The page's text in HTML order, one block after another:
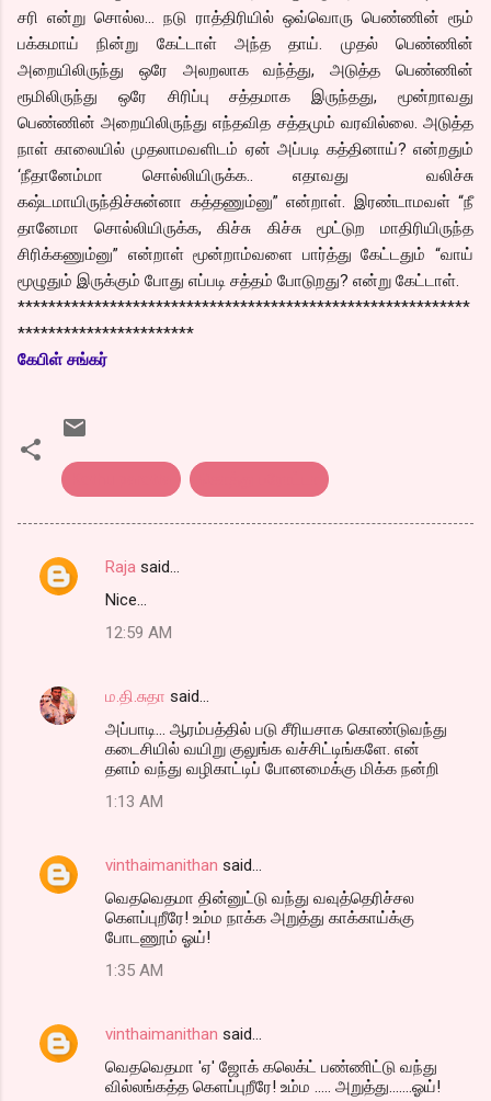
சரி என்று சொல்ல… நடு ராத்திரியில் ஒவ்வொரு பெண்ணின் ரூம்
பக்கமாய் நின்று கேட்டாள் அந்த தாய். முதல் பெண்ணின்
அறையிலிருந்து ஒரே அலறலாக வந்த்து, அடுத்த பெண்ணின்
ரூமிலிருந்து ஒரே சிரிப்பு சத்தமாக இருந்தது, மூன்றாவது
பெண்ணின் அறையிலிருந்து எந்தவித சத்தமும் வரவில்லை. அடுத்த
நாள் காலையில் முதலாமவளிடம் ஏன் அப்படி கத்தினாய்? என்றதும்
‘நீதானேம்மா சொல்லியிருக்க.. எதாவது வலிச்சு
கஷ்டமாயிருந்திச்சுன்னா கத்தணும்னு” என்றாள். இரண்டாமவள் “நீ
தானேமா சொல்லியிருக்க, கிச்சு கிச்சு மூட்டுற மாதிரியிருந்த
சிரிக்கணும்னு” என்றாள் மூன்றாம்வளை பார்த்து கேட்டதும் “வாய்
மூழுதும் இருக்கும் போது எப்படி சத்தம் போடுறது? என்று கேட்டாள்.
***********************************************************
***********************
கேபிள் சங்கர்
C
e
Raja said…
Nice...
12:59 AM
ம.தி.சுதா said…
அப்பாடி... ஆரம்பத்தில் படு சீரியசாக கொண்டுவந்து
கடைசியில் வயிறு குலுங்க வச்சிட்டிங்களே. என்
தளம் வந்து வழிகாட்டிப் போனமைக்கு மிக்க நன்றி
1:13 AM
vinthaimanithan said…
வெதவெதமா தின்னுட்டு வந்து வவுத்தெரிச்சல
கெளப்புறீரே! உம்ம நாக்க அறுத்து காக்காய்க்கு
போடணூம் ஓய்!
1:35 AM
vinthaimanithan said…
வெதவெதமா 'ஏ' ஜோக் கலெக்ட் பண்ணிட்டு வந்து
வில்லங்கத்த கெளப்புறீரே! உம்ம ..... அறுத்து.......ஓய்!